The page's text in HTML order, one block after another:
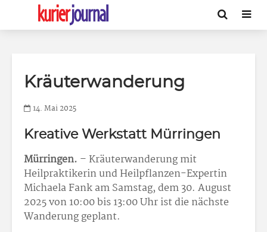
Kräuterwanderung
14. Mai 2025
Kreative Werkstatt Mürringen
Mürringen. – Kräuterwanderung mit
Heilpraktikerin und Heilpflanzen-Expertin
Michaela Fank am Samstag, dem 30. August
2025 von 10:00 bis 13:00 Uhr ist die nächste
Wanderung geplant.